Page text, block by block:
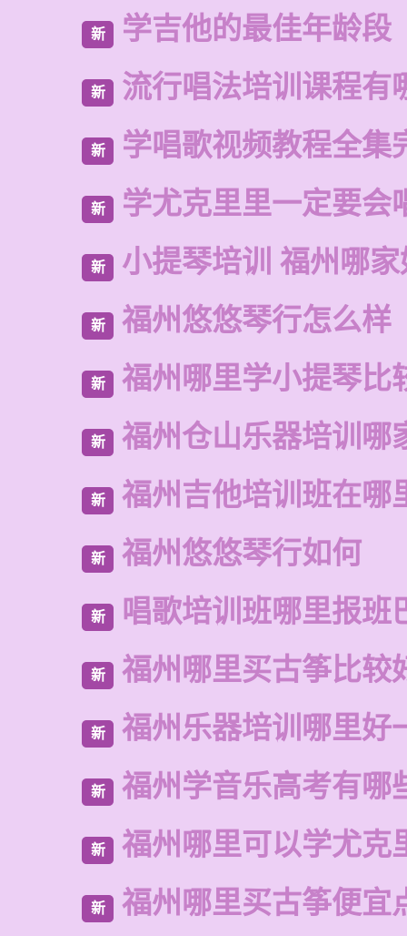
新 学吉他的最佳年龄段
新 流行唱法培训课程有
新 学唱歌视频教程全集
新 学尤克里里一定要会
新 小提琴培训 福州哪
新 福州悠悠琴行怎么样
新 福州哪里学小提琴比
新 福州仓山乐器培训哪
新 福州吉他培训班在哪
新 福州悠悠琴行如何
新 唱歌培训班哪里报班
新 福州哪里买古筝比较
新 福州乐器培训哪里好
新 福州学音乐高考有哪
新 福州哪里可以学尤克
新 福州哪里买古筝便宜